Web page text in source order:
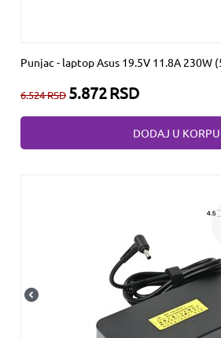
Punjac - laptop Asus 19.5V 11.8A 230W
6.524RSD 5.872RSD
DODAJ U KORPU